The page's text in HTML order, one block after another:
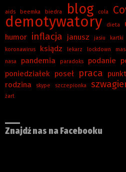
aids beemka biedra blog cola
demotywatory dieta
humor inflacja janusz jasiu kartki
koronawirus ksiądz lekarz lockdown
nasa pandemia paradoks podanie
poniedziałek poseł praca
rodzina skype szczepionka
żart
Znajdź nas na Facebooku